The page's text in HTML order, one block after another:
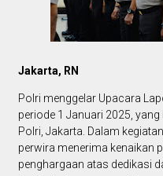
Jakarta, RN
Polri menggelar Upacara
periode 1 Januari 2025,
Polri, Jakarta. Dalam
perwira menerima kenaikan
penghargaan atas dedikasi